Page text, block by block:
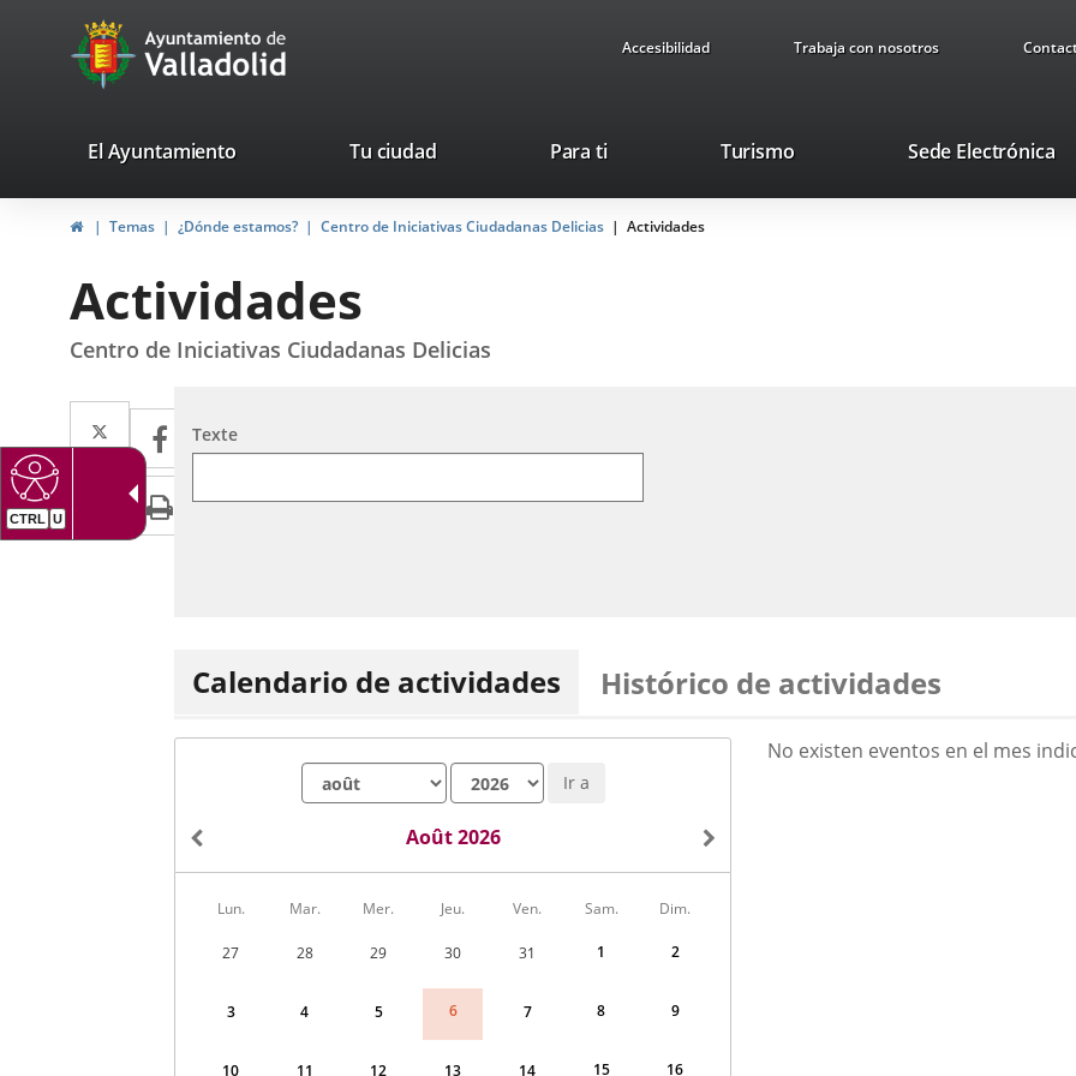
Portal
Web
Ayuntamiento
de
Accesibilidad Trabaja con nosotros
valladolid.es
El Ayuntamiento Tu ciudad Para ti TurismoEste
se
Sede Electrónica
InicioTemas ¿Dónde estamos? Centro de Iniciativas Ciudadanas Delicias Actividades
Actividades
Centro de Iniciativas Ciudadanas Delicias
Twitter
Enlace
a
una
aplicación
Facebook
Enlace
a
una
LinkedIn
Enlace
a
Imprimir
Recherche
Texte
Calendario de actividades Histórico de actividades
Ir a
Août 2026
Calendario
correspondiente
Lun. Mar. Mer. Jeu. Ven. Sam. Dim.
27 28 29 30 31 1 2
3 4 5 6 7 8 9
10 11 12 13 14 15 16
AOÛT
No existen eventos en el mes